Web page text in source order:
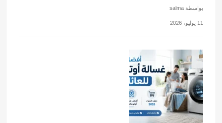
بواسطة salma
11 يوليو، 2026